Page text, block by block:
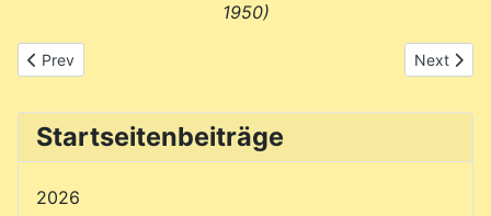
1950)
Previous article: Der gordische Knoten
Prev Next
Next
Startseitenbeiträge
2026